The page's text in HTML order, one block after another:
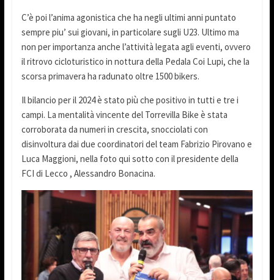
C’è poi l’anima agonistica che ha negli ultimi anni puntato
sempre piu’ sui giovani, in particolare sugli U23. Ultimo ma
non per importanza anche l’attività legata agli eventi, ovvero
il ritrovo cicloturistico in nottura della Pedala Coi Lupi, che la
scorsa primavera ha radunato oltre 1500 bikers.
Il bilancio per il 2024 è stato più che positivo in tutti e tre i
campi. La mentalità vincente del Torrevilla Bike è stata
corroborata da numeri in crescita, snocciolati con
disinvoltura dai due coordinatori del team Fabrizio Pirovano e
Luca Maggioni, nella foto qui sotto con il presidente della
FCI di Lecco , Alessandro Bonacina.